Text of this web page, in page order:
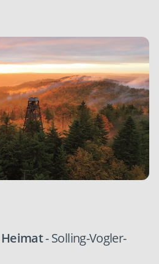
Heimat- Solling-Vogler-